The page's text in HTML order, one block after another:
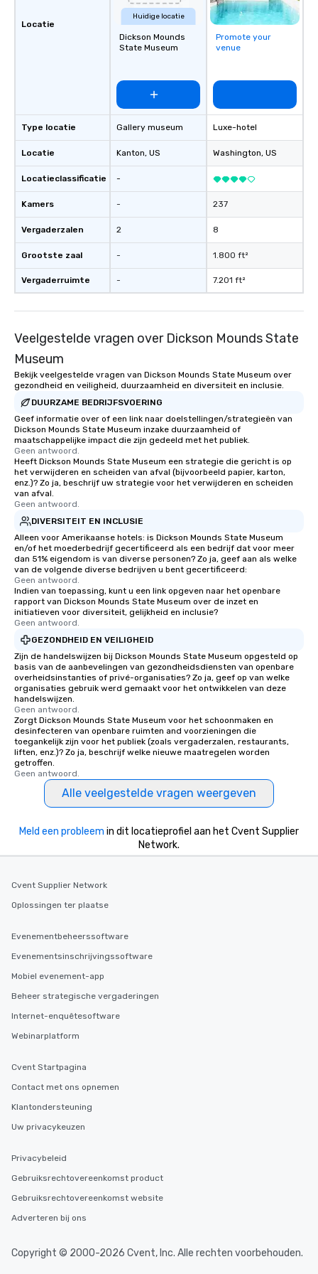
Locatie
Type locatie
Locatie
Locatieclassificatie
Kamers
Vergaderzalen
Grootste zaal
Vergaderruimte
Huidige locatie
Dickson Mounds
State Museum
Gallery museum
Kanton, US
-
-
2
-
-
Promote your
venue
Luxe-hotel
Washington, US
237
8
1.800 ft²
7.201 ft²
Veelgestelde vragen over Dickson Mounds State
Museum
Bekijk veelgestelde vragen van Dickson Mounds State Museum over
gezondheid en veiligheid, duurzaamheid en diversiteit en inclusie.
DUURZAME BEDRIJFSVOERING
Geef informatie over of een link naar doelstellingen/strategieën van
Dickson Mounds State Museum inzake duurzaamheid of
maatschappelijke impact die zijn gedeeld met het publiek.
Geen antwoord.
Heeft Dickson Mounds State Museum een strategie die gericht is op
het verwijderen en scheiden van afval (bijvoorbeeld papier, karton,
enz.)? Zo ja, beschrijf uw strategie voor het verwijderen en scheiden
van afval.
Geen antwoord.
DIVERSITEIT EN INCLUSIE
Alleen voor Amerikaanse hotels: is Dickson Mounds State Museum
en/of het moederbedrijf gecertificeerd als een bedrijf dat voor meer
dan 51% eigendom is van diverse personen? Zo ja, geef aan als welke
van de volgende diverse bedrijven u bent gecertificeerd:
Geen antwoord.
Indien van toepassing, kunt u een link opgeven naar het openbare
rapport van Dickson Mounds State Museum over de inzet en
initiatieven voor diversiteit, gelijkheid en inclusie?
Geen antwoord.
GEZONDHEID EN VEILIGHEID
Zijn de handelswijzen bij Dickson Mounds State Museum opgesteld op
basis van de aanbevelingen van gezondheidsdiensten van openbare
overheidsinstanties of privé-organisaties? Zo ja, geef op van welke
organisaties gebruik werd gemaakt voor het ontwikkelen van deze
handelswijzen.
Geen antwoord.
Zorgt Dickson Mounds State Museum voor het schoonmaken en
desinfecteren van openbare ruimten and voorzieningen die
toegankelijk zijn voor het publiek (zoals vergaderzalen, restaurants,
liften, enz.)? Zo ja, beschrijf welke nieuwe maatregelen worden
getroffen.
Geen antwoord.
Alle veelgestelde vragen weergeven
Meld een probleem in dit locatieprofiel aan het Cvent Supplier
Network.
Cvent Supplier Network
Oplossingen ter plaatse
Evenementbeheerssoftware
Evenementsinschrijvingssoftware
Mobiel evenement-app
Beheer strategische vergaderingen
Internet-enquêtesoftware
Webinarplatform
Cvent Startpagina
Contact met ons opnemen
Klantondersteuning
Uw privacykeuzen
Privacybeleid
Gebruiksrechtovereenkomst product
Gebruiksrechtovereenkomst website
Adverteren bij ons
Copyright © 2000-2026 Cvent, Inc. Alle rechten voorbehouden.